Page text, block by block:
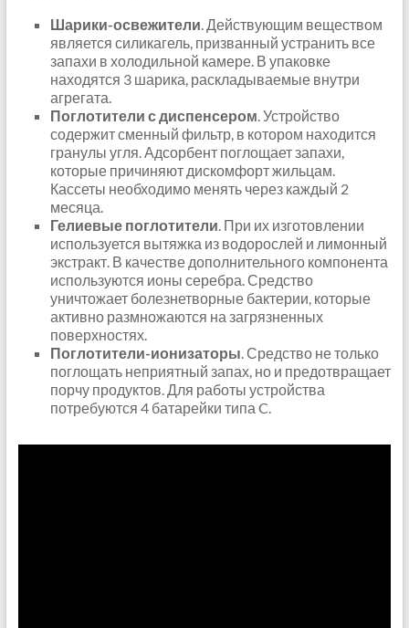
Шарики-освежители. Действующим веществом
является силикагель, призванный устранить все
запахи в холодильной камере. В упаковке
находятся 3 шарика, раскладываемые внутри
агрегата.
Поглотители с диспенсером. Устройство
содержит сменный фильтр, в котором находится
гранулы угля. Адсорбент поглощает запахи,
которые причиняют дискомфорт жильцам.
Кассеты необходимо менять через каждый 2
месяца.
Гелиевые поглотители. При их изготовлении
используется вытяжка из водорослей и лимонный
экстракт. В качестве дополнительного компонента
используются ионы серебра. Средство
уничтожает болезнетворные бактерии, которые
активно размножаются на загрязненных
поверхностях.
Поглотители-ионизаторы. Средство не только
поглощать неприятный запах, но и предотвращает
порчу продуктов. Для работы устройства
потребуются 4 батарейки типа C.